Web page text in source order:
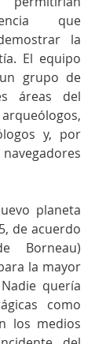
que
la
El equipo
grupo de
áreas del
y, por
planeta
de acuerdo
Borneau)
la mayor
quería
como
los medios